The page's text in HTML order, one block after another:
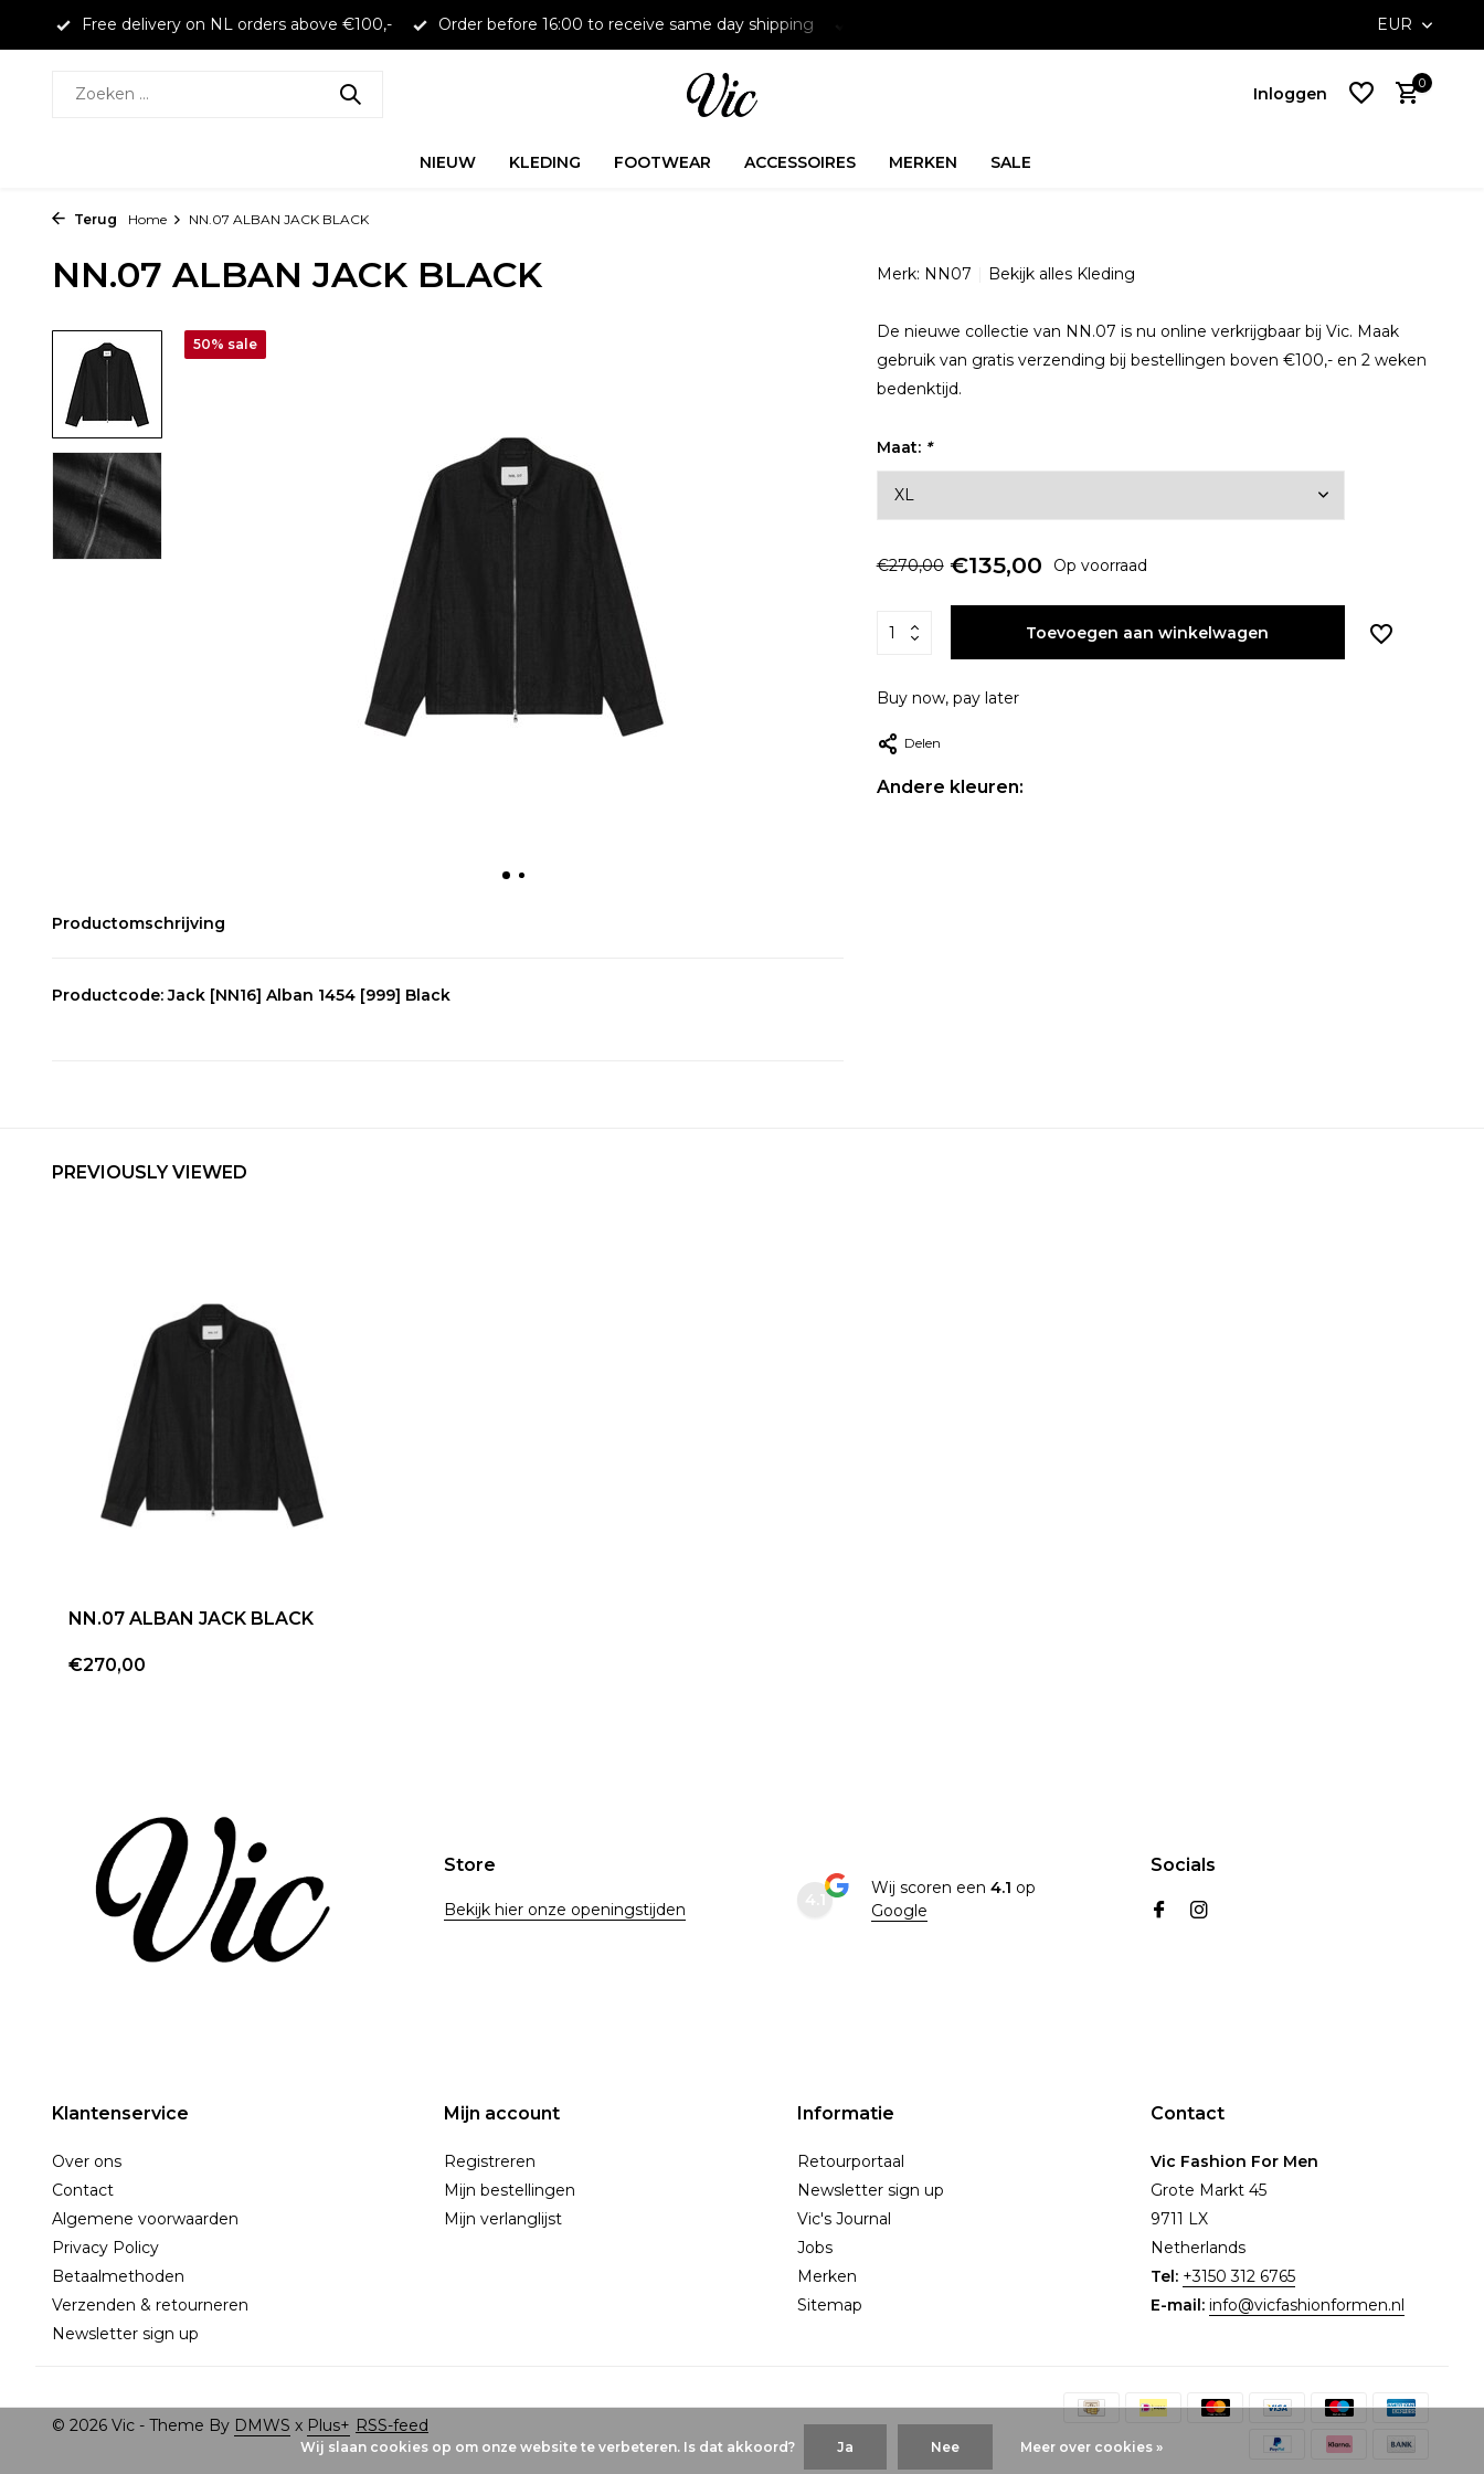
Free delivery on NL orders above €100,- Order before 16:00 to receive same day shipping Free delivery on NL orders above €100,-
EUR
Inloggen
0
NIEUW KLEDING FOOTWEAR ACCESSOIRES MERKEN SALE
Terug Home NN.07 ALBAN JACK BLACK
NN.07 ALBAN JACK BLACK
50% sale
Productomschrijving
Productcode: Jack [NN16] Alban 1454 [999] Black
Merk: NN07 Bekijk alles Kleding
De nieuwe collectie van NN.07 is nu online verkrijgbaar bij Vic. Maak
gebruik van gratis verzending bij bestellingen boven €100,- en 2 weken
bedenktijd.
Maat: *
€270,00 €135,00 Op voorraad
Toevoegen aan winkelwagen
Buy now, pay later
Delen
Andere kleuren:
PREVIOUSLY VIEWED
NN.07 ALBAN JACK BLACK
€270,00
Store
Bekijk hier onze openingstijden
Wij scoren een 4.1 op
Google
Socials
Klantenservice
Over ons
Contact
Algemene voorwaarden
Privacy Policy
Betaalmethoden
Verzenden & retourneren
Newsletter sign up
Mijn account
Registreren
Mijn bestellingen
Mijn verlanglijst
Informatie
Retourportaal
Newsletter sign up
Vic's Journal
Jobs
Merken
Sitemap
Contact
Vic Fashion For Men
Grote Markt 45
9711 LX
Netherlands
Tel: +3150 312 6765
E-mail: info@vicfashionformen.nl
© 2026 Vic - Theme By DMWS x Plus+ RSS-feed
Wij slaan cookies op om onze website te verbeteren. Is dat akkoord? Ja Nee Meer over cookies »